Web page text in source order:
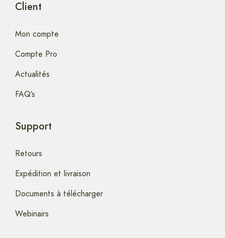
Client
Mon compte
Compte Pro
Actualités
FAQ’s
Support
Retours
Expédition et livraison
Documents à télécharger
Webinairs